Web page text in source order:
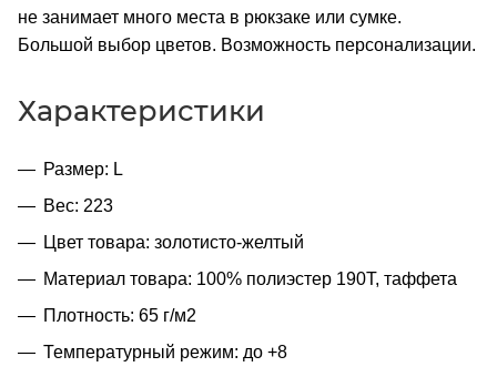
не занимает много места в рюкзаке или сумке.
Большой выбор цветов. Возможность персонализации.
Характеристики
Размер: L
Вес: 223
Цвет товара: золотисто-желтый
Материал товара: 100% полиэстер 190T, таффета
Плотность: 65 г/м2
Температурный режим: до +8